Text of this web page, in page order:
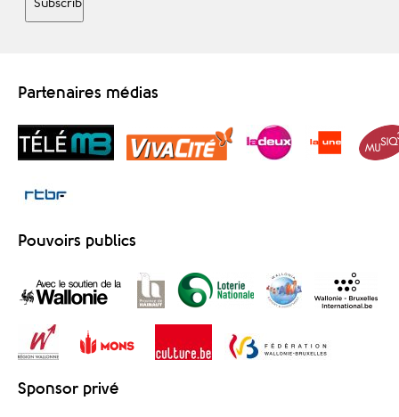
Partenaires médias
Pouvoirs publics
Sponsor privé